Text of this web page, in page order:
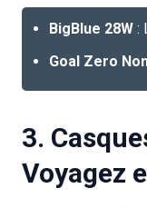
BigBlue 28W :
Goal Zero
3.
Voyagez